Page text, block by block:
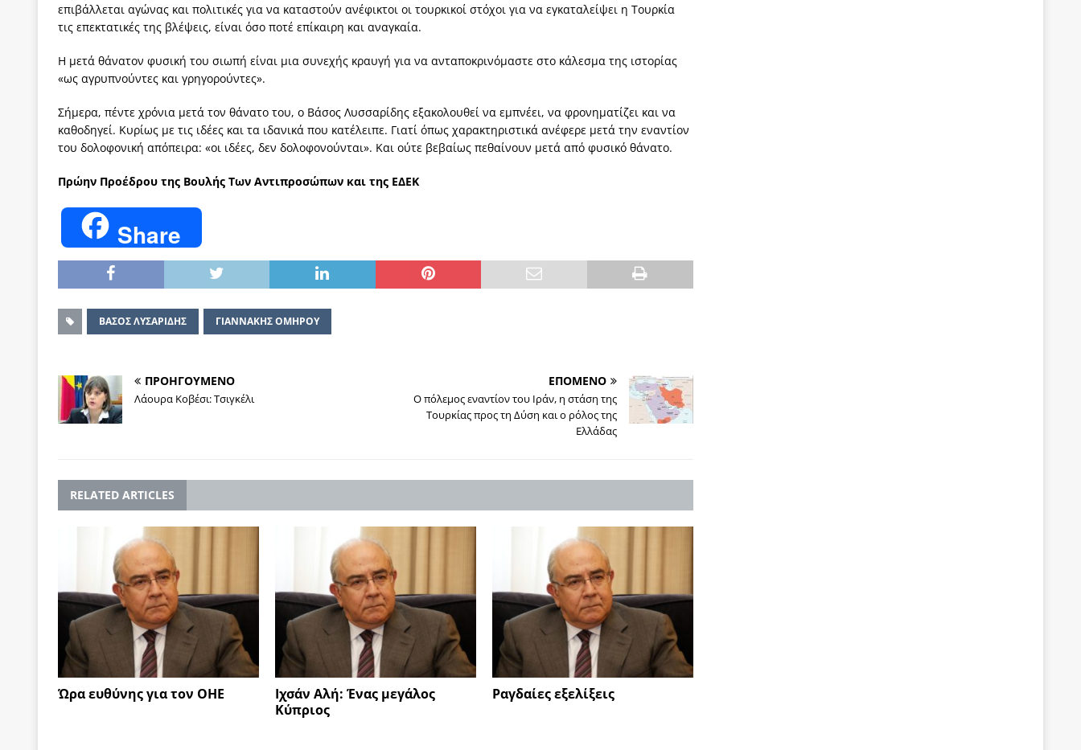
επιβάλλεται αγώνας και πολιτικές για να καταστούν ανέφικτοι οι τουρκικοί στόχοι για να εγκαταλείψει η Τουρκία
τις επεκτατικές της βλέψεις, είναι όσο ποτέ επίκαιρη και αναγκαία.
Η μετά θάνατον φυσική του σιωπή είναι μια συνεχής κραυγή για να ανταποκρινόμαστε στο κάλεσμα της ιστορίας
«ως αγρυπνούντες και γρηγορούντες».
Σήμερα, πέντε χρόνια μετά τον θάνατο του, ο Βάσος Λυσσαρίδης εξακολουθεί να εμπνέει, να φρονηματίζει και να
καθοδηγεί. Κυρίως με τις ιδέες και τα ιδανικά που κατέλειπε. Γιατί όπως χαρακτηριστικά ανέφερε μετά την εναντίον
του δολοφονική απόπειρα: «οι ιδέες, δεν δολοφονούνται». Και ούτε βεβαίως πεθαίνουν μετά από φυσικό θάνατο.
Πρώην Προέδρου της Βουλής Των Αντιπροσώπων και της ΕΔΕΚ
Share
ΒΑΣΟΣ ΛΥΣΑΡΙΔΗΣ ΓΙΑΝΝΑΚΗΣ ΟΜΗΡΟΥ
ΠΡΟΗΓΟΥΜΕΝΟ
Λάουρα Κοβέσι: Τσιγκέλι
ΕΠΟΜΕΝΟ
Ο πόλεμος εναντίον του Ιράν, η στάση της
Τουρκίας προς τη Δύση και ο ρόλος της
Ελλάδας
RELATED ARTICLES
Ώρα ευθύνης για τον ΟΗΕ
Iχσάν Αλή: Ένας μεγάλος
Κύπριος
Ραγδαίες εξελίξεις